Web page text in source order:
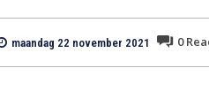
maandag 22 november 2021 0